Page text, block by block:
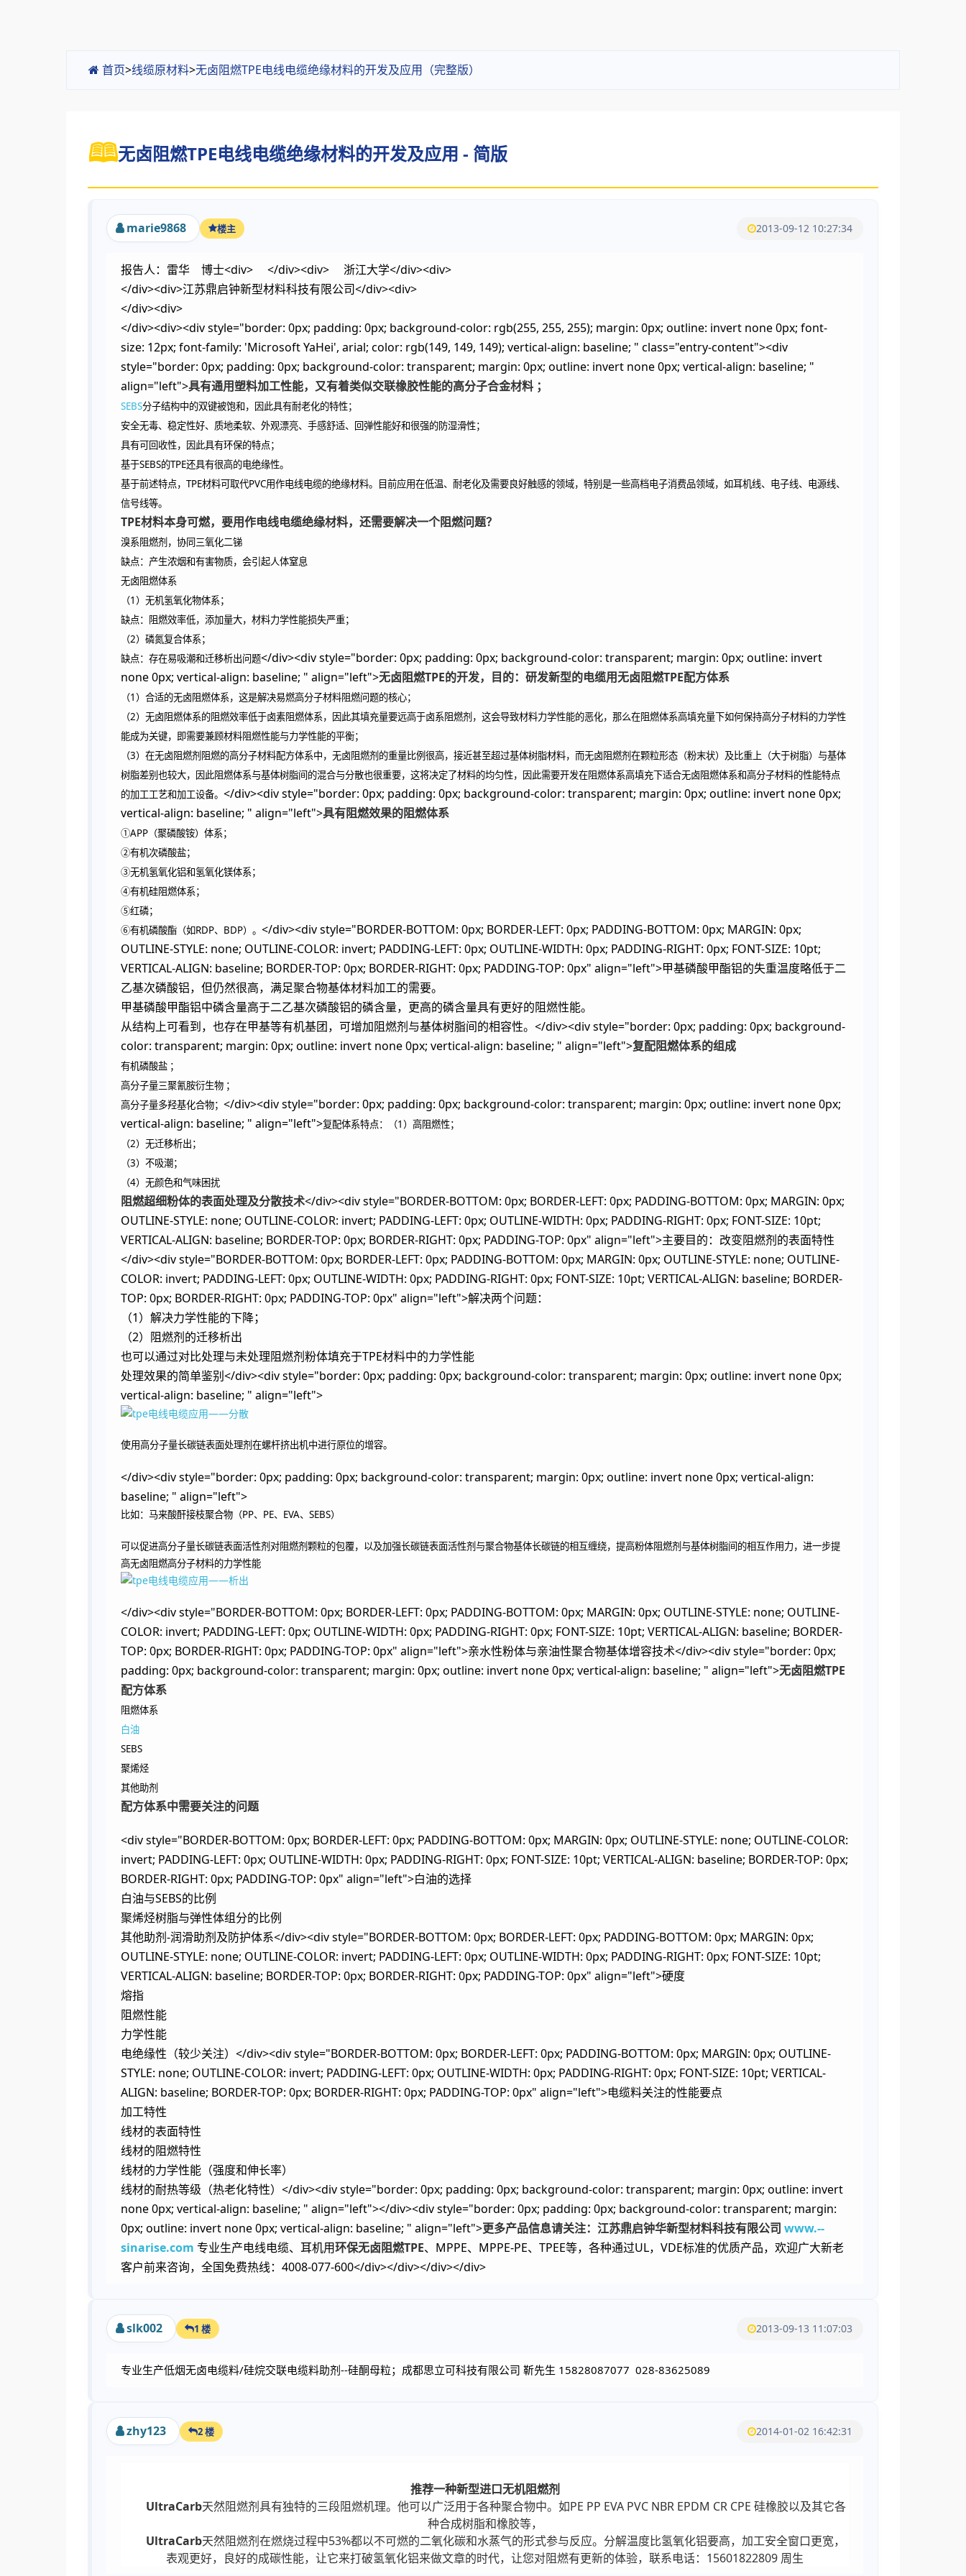
首页>线缆原材料>无卤阻燃TPE电线电缆绝缘材料的开发及应用（完整版）
无卤阻燃TPE电线电缆绝缘材料的开发及应用 - 简版
marie9868 楼主 2013-09-12 10:27:34
报告人：雷华 博士<div> </div><div> 浙江大学</div><div>
</div><div>江苏鼎启钟新型材料科技有限公司</div><div>
</div><div>
</div><div><div style="border: 0px; padding: 0px; background-color: rgb(255, 255, 255); margin: 0px; outline: invert none 0px; font-
size: 12px; font-family: 'Microsoft YaHei', arial; color: rgb(149, 149, 149); vertical-align: baseline; " class="entry-content"><div
style="border: 0px; padding: 0px; background-color: transparent; margin: 0px; outline: invert none 0px; vertical-align: baseline; "
align="left">具有通用塑料加工性能，又有着类似交联橡胶性能的高分子合金材料 ；
SEBS分子结构中的双键被饱和，因此具有耐老化的特性；
安全无毒、稳定性好、质地柔软、外观漂亮、手感舒适、回弹性能好和很强的防湿滑性；
具有可回收性，因此具有环保的特点；
基于SEBS的TPE还具有很高的电绝缘性。
基于前述特点，TPE材料可取代PVC用作电线电缆的绝缘材料。目前应用在低温、耐老化及需要良好触感的领域，特别是一些高档电子消费品领域，如耳机线、电子线、电源线、
信号线等。
TPE材料本身可燃，要用作电线电缆绝缘材料，还需要解决一个阻燃问题？
溴系阻燃剂，协同三氧化二锑
缺点：产生浓烟和有害物质，会引起人体窒息
无卤阻燃体系
（1）无机氢氧化物体系；
缺点：阻燃效率低，添加量大，材料力学性能损失严重；
（2）磷氮复合体系；
缺点：存在易吸潮和迁移析出问题</div><div style="border: 0px; padding: 0px; background-color: transparent; margin: 0px; outline: invert
none 0px; vertical-align: baseline; " align="left">无卤阻燃TPE的开发，目的：研发新型的电缆用无卤阻燃TPE配方体系
（1）合适的无卤阻燃体系，这是解决易燃高分子材料阻燃问题的核心；
（2）无卤阻燃体系的阻燃效率低于卤素阻燃体系，因此其填充量要远高于卤系阻燃剂，这会导致材料力学性能的恶化，那么在阻燃体系高填充量下如何保持高分子材料的力学性
能成为关键，即需要兼顾材料阻燃性能与力学性能的平衡；
（3）在无卤阻燃剂阻燃的高分子材料配方体系中，无卤阻燃剂的重量比例很高，接近甚至超过基体树脂材料，而无卤阻燃剂在颗粒形态（粉末状）及比重上（大于树脂）与基体
树脂差别也较大，因此阻燃体系与基体树脂间的混合与分散也很重要，这将决定了材料的均匀性，因此需要开发在阻燃体系高填充下适合无卤阻燃体系和高分子材料的性能特点
的加工工艺和加工设备。 </div><div style="border: 0px; padding: 0px; background-color: transparent; margin: 0px; outline: invert none 0px;
vertical-align: baseline; " align="left">具有阻燃效果的阻燃体系
①APP（聚磷酸铵）体系；
②有机次磷酸盐；
③无机氢氧化铝和氢氧化镁体系；
④有机硅阻燃体系；
⑤红磷；
⑥有机磷酸酯（如RDP、BDP）。 </div><div style="BORDER-BOTTOM: 0px; BORDER-LEFT: 0px; PADDING-BOTTOM: 0px; MARGIN: 0px;
OUTLINE-STYLE: none; OUTLINE-COLOR: invert; PADDING-LEFT: 0px; OUTLINE-WIDTH: 0px; PADDING-RIGHT: 0px; FONT-SIZE: 10pt;
VERTICAL-ALIGN: baseline; BORDER-TOP: 0px; BORDER-RIGHT: 0px; PADDING-TOP: 0px" align="left">甲基磷酸甲酯铝的失重温度略低于二
乙基次磷酸铝，但仍然很高，满足聚合物基体材料加工的需要。
甲基磷酸甲酯铝中磷含量高于二乙基次磷酸铝的磷含量，更高的磷含量具有更好的阻燃性能。
从结构上可看到，也存在甲基等有机基团，可增加阻燃剂与基体树脂间的相容性。</div><div style="border: 0px; padding: 0px; background-
color: transparent; margin: 0px; outline: invert none 0px; vertical-align: baseline; " align="left">复配阻燃体系的组成
有机磷酸盐 ；
高分子量三聚氰胺衍生物 ；
高分子量多羟基化合物； </div><div style="border: 0px; padding: 0px; background-color: transparent; margin: 0px; outline: invert none 0px;
vertical-align: baseline; " align="left">复配体系特点：（1）高阻燃性；
（2）无迁移析出；
（3）不吸潮；
（4）无颜色和气味困扰
阻燃超细粉体的表面处理及分散技术</div><div style="BORDER-BOTTOM: 0px; BORDER-LEFT: 0px; PADDING-BOTTOM: 0px; MARGIN: 0px;
OUTLINE-STYLE: none; OUTLINE-COLOR: invert; PADDING-LEFT: 0px; OUTLINE-WIDTH: 0px; PADDING-RIGHT: 0px; FONT-SIZE: 10pt;
VERTICAL-ALIGN: baseline; BORDER-TOP: 0px; BORDER-RIGHT: 0px; PADDING-TOP: 0px" align="left">主要目的：改变阻燃剂的表面特性
</div><div style="BORDER-BOTTOM: 0px; BORDER-LEFT: 0px; PADDING-BOTTOM: 0px; MARGIN: 0px; OUTLINE-STYLE: none; OUTLINE-
COLOR: invert; PADDING-LEFT: 0px; OUTLINE-WIDTH: 0px; PADDING-RIGHT: 0px; FONT-SIZE: 10pt; VERTICAL-ALIGN: baseline; BORDER-
TOP: 0px; BORDER-RIGHT: 0px; PADDING-TOP: 0px" align="left">解决两个问题：
（1）解决力学性能的下降；
（2）阻燃剂的迁移析出
也可以通过对比处理与未处理阻燃剂粉体填充于TPE材料中的力学性能
处理效果的简单鉴别</div><div style="border: 0px; padding: 0px; background-color: transparent; margin: 0px; outline: invert none 0px;
vertical-align: baseline; " align="left">
使用高分子量长碳链表面处理剂在螺杆挤出机中进行原位的增容。
</div><div style="border: 0px; padding: 0px; background-color: transparent; margin: 0px; outline: invert none 0px; vertical-align:
baseline; " align="left">
比如：马来酸酐接枝聚合物（PP、PE、EVA、SEBS）
可以促进高分子量长碳链表面活性剂对阻燃剂颗粒的包覆，以及加强长碳链表面活性剂与聚合物基体长碳链的相互缠绕，提高粉体阻燃剂与基体树脂间的相互作用力，进一步提
高无卤阻燃高分子材料的力学性能
</div><div style="BORDER-BOTTOM: 0px; BORDER-LEFT: 0px; PADDING-BOTTOM: 0px; MARGIN: 0px; OUTLINE-STYLE: none; OUTLINE-
COLOR: invert; PADDING-LEFT: 0px; OUTLINE-WIDTH: 0px; PADDING-RIGHT: 0px; FONT-SIZE: 10pt; VERTICAL-ALIGN: baseline; BORDER-
TOP: 0px; BORDER-RIGHT: 0px; PADDING-TOP: 0px" align="left">亲水性粉体与亲油性聚合物基体增容技术</div><div style="border: 0px;
padding: 0px; background-color: transparent; margin: 0px; outline: invert none 0px; vertical-align: baseline; " align="left">无卤阻燃TPE
配方体系
阻燃体系
白油
SEBS
聚烯烃
其他助剂
配方体系中需要关注的问题
<div style="BORDER-BOTTOM: 0px; BORDER-LEFT: 0px; PADDING-BOTTOM: 0px; MARGIN: 0px; OUTLINE-STYLE: none; OUTLINE-COLOR:
invert; PADDING-LEFT: 0px; OUTLINE-WIDTH: 0px; PADDING-RIGHT: 0px; FONT-SIZE: 10pt; VERTICAL-ALIGN: baseline; BORDER-TOP: 0px;
BORDER-RIGHT: 0px; PADDING-TOP: 0px" align="left">白油的选择
白油与SEBS的比例
聚烯烃树脂与弹性体组分的比例
其他助剂-润滑助剂及防护体系</div><div style="BORDER-BOTTOM: 0px; BORDER-LEFT: 0px; PADDING-BOTTOM: 0px; MARGIN: 0px;
OUTLINE-STYLE: none; OUTLINE-COLOR: invert; PADDING-LEFT: 0px; OUTLINE-WIDTH: 0px; PADDING-RIGHT: 0px; FONT-SIZE: 10pt;
VERTICAL-ALIGN: baseline; BORDER-TOP: 0px; BORDER-RIGHT: 0px; PADDING-TOP: 0px" align="left">硬度
熔指
阻燃性能
力学性能
电绝缘性（较少关注）</div><div style="BORDER-BOTTOM: 0px; BORDER-LEFT: 0px; PADDING-BOTTOM: 0px; MARGIN: 0px; OUTLINE-
STYLE: none; OUTLINE-COLOR: invert; PADDING-LEFT: 0px; OUTLINE-WIDTH: 0px; PADDING-RIGHT: 0px; FONT-SIZE: 10pt; VERTICAL-
ALIGN: baseline; BORDER-TOP: 0px; BORDER-RIGHT: 0px; PADDING-TOP: 0px" align="left">电缆料关注的性能要点
加工特性
线材的表面特性
线材的阻燃特性
线材的力学性能（强度和伸长率）
线材的耐热等级（热老化特性）</div><div style="border: 0px; padding: 0px; background-color: transparent; margin: 0px; outline: invert
none 0px; vertical-align: baseline; " align="left"></div><div style="border: 0px; padding: 0px; background-color: transparent; margin:
0px; outline: invert none 0px; vertical-align: baseline; " align="left">更多产品信息请关注：江苏鼎启钟华新型材料科技有限公司 www.--
sinarise.com 专业生产电线电缆、耳机用环保无卤阻燃TPE、MPPE、MPPE-PE、TPEE等，各种通过UL，VDE标准的优质产品，欢迎广大新老
客户前来咨询，全国免费热线：4008-077-600</div></div></div></div>
slk002 1 楼 2013-09-13 11:07:03
专业生产低烟无卤电缆料/硅烷交联电缆料助剂--硅酮母粒；成都思立可科技有限公司 靳先生 15828087077 028-83625089
zhy123 2 楼 2014-01-02 16:42:31
推荐一种新型进口无机阻燃剂
UltraCarb天然阻燃剂具有独特的三段阻燃机理。他可以广泛用于各种聚合物中。如PE PP EVA PVC NBR EPDM CR CPE 硅橡胶以及其它各
种合成树脂和橡胶等，
UltraCarb天然阻燃剂在燃烧过程中53%都以不可燃的二氧化碳和水蒸气的形式参与反应。分解温度比氢氧化铝要高，加工安全窗口更宽，
表观更好，良好的成碳性能，让它来打破氢氧化铝来做文章的时代，让您对阻燃有更新的体验，联系电话：15601822809 周生